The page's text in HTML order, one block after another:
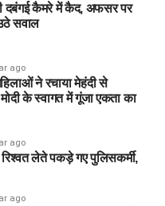
की दबंगई कैमरे में कैद, अफसर पर
सवाल
ago
ने रचाया मेहंदी से
के स्वागत में गूंजा एकता का
ago
रिश्वत लेते पकड़े गए पुलिसकर्मी,
ago